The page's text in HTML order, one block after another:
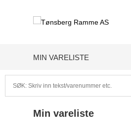
MIN VARELISTE
Min vareliste